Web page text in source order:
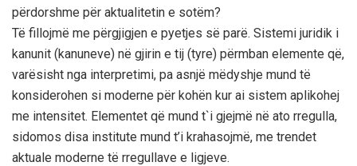
përdorshme për aktualitetin e sotëm?
Të fillojmë me përgjigjen e pyetjes së parë. Sistemi juridik i
kanunit (kanuneve) në gjirin e tij (tyre) përmban elemente që,
varësisht nga interpretimi, pa asnjë mëdyshje mund të
konsiderohen si moderne për kohën kur ai sistem aplikohej
me intensitet. Elementet që mund t`i gjejmë në ato rregulla,
sidomos disa institute mund t’i krahasojmë, me trendet
aktuale moderne të rregullave e ligjeve.